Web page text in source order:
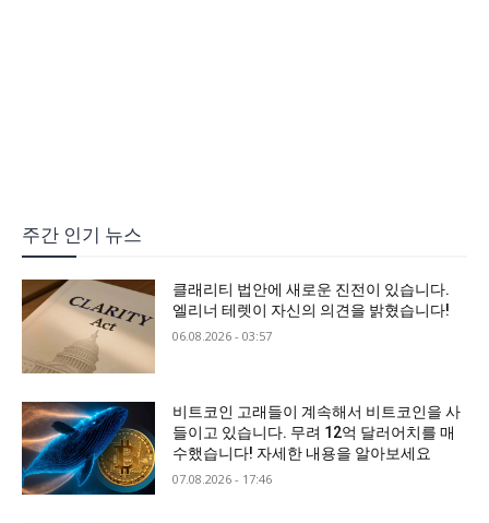
주간 인기 뉴스
클래리티 법안에 새로운 진전이 있습니다.
엘리너 테렛이 자신의 의견을 밝혔습니다!
06.08.2026 - 03:57
비트코인 고래들이 계속해서 비트코인을 사
들이고 있습니다. 무려 12억 달러어치를 매
수했습니다! 자세한 내용을 알아보세요
07.08.2026 - 17:46